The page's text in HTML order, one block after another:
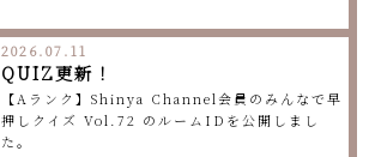
2026.07.11
QUIZ更新！
【Aランク】Shinya Channel会員のみんなで早
押しクイズ Vol.72 のルームIDを公開しまし
た。